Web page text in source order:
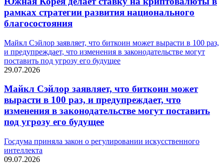
рамках стратегии развития национального
благосостояния
Майкл Сэйлор заявляет, что биткоин может вырасти в 100 раз,
и предупреждает, что изменения в законодательстве могут
поставить под угрозу его будущее
29.07.2026
Майкл Сэйлор заявляет, что биткоин может
вырасти в 100 раз, и предупреждает, что
изменения в законодательстве могут поставить
под угрозу его будущее
Госдума приняла закон о регулировании искусственного
интеллекта
09.07.2026